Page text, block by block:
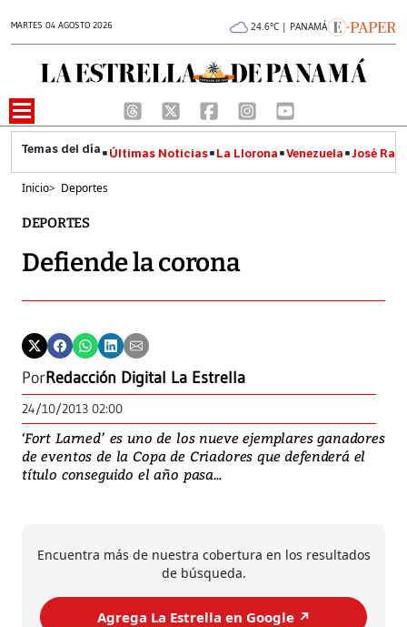
MARTES 04 AGOSTO 2026 24.6°C | PANAMÁ
Últimas Noticias La Llorona Venezuela José
Inicio> Deportes
DEPORTES
Defiende la corona
PorRedacción Digital La Estrella
24/10/2013 02:00
‘Fort Larned’ es uno de los nueve ejemplares ganadores
de eventos de la Copa de Criadores que defenderá el
título conseguido el año pasa...
Encuentra más de nuestra cobertura en los resultados
de búsqueda.
Agrega La Estrella en Google ↗️